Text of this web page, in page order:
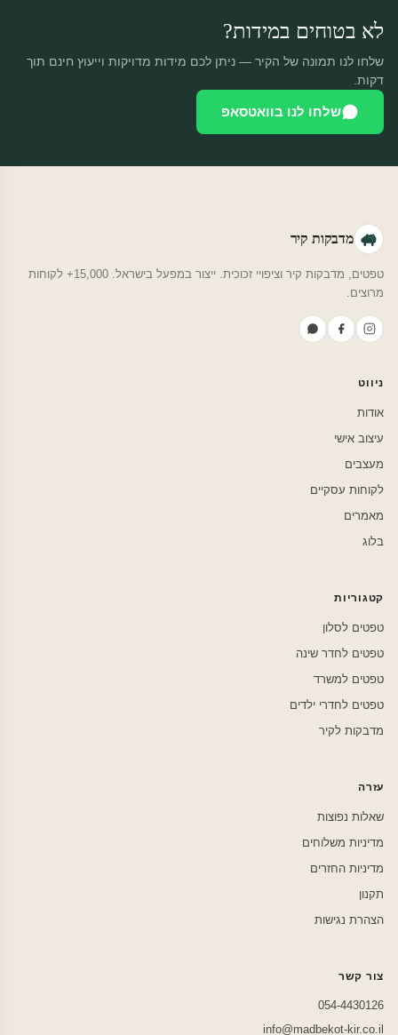
לא בטוחים במידות?
שלחו לנו תמונה של הקיר — ניתן לכם מידות מדויקות וייעוץ חינם תוך
דקות.
שלחו לנו בוואטסאפ
מדבקות קיר
טפטים, מדבקות קיר וציפויי זכוכית. ייצור במפעל בישראל. 15,000+ לקוחות
מרוצים.
ניווט
אודות
עיצוב אישי
מעצבים
לקוחות עסקיים
מאמרים
בלוג
קטגוריות
טפטים לסלון
טפטים לחדר שינה
טפטים למשרד
טפטים לחדרי ילדים
מדבקות לקיר
עזרה
שאלות נפוצות
מדיניות משלוחים
מדיניות החזרים
תקנון
הצהרת נגישות
צור קשר
054-4430126
info@madbekot-kir.co.il